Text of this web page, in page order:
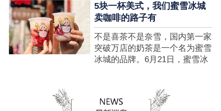
了，这个连名字都没怎么听过的
奶茶店，怎么就悄咪咪地开了这
么多家了？ 也许大家对
5000 家店是什么量级没什么概
念，我来给对....
5块一杯美式，我们蜜雪冰城
卖咖啡的路子有
不是喜茶不是奈雪，国内第一家
突破万店的奶茶是一个名为蜜雪
冰城的品牌。6月21日，蜜雪冰
家，买多少送多少”的横幅，这
个自1997年开始营业的街边奶